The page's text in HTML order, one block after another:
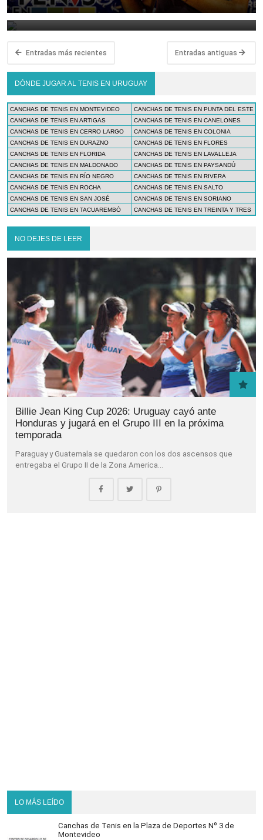
March 23, 2025
Entradas más recientes Entradas antiguas
DÓNDE JUGAR AL TENIS EN URUGUAY
CANCHAS DE TENIS EN MONTEVIDEO
CANCHAS DE TENIS EN PUNTA DEL ESTE
CANCHAS DE TENIS EN ARTIGAS
CANCHAS DE TENIS EN CANELONES
CANCHAS DE TENIS EN CERRO LARGO
CANCHAS DE TENIS EN COLONIA
CANCHAS DE TENIS EN DURAZNO
CANCHAS DE TENIS EN FLORES
CANCHAS DE TENIS EN FLORIDA
CANCHAS DE TENIS EN LAVALLEJA
CANCHAS DE TENIS EN MALDONADO
CANCHAS DE TENIS EN PAYSANDÚ
CANCHAS DE TENIS EN RÍO NEGRO
CANCHAS DE TENIS EN RIVERA
CANCHAS DE TENIS EN ROCHA
CANCHAS DE TENIS EN SALTO
CANCHAS DE TENIS EN SAN JOSÉ
CANCHAS DE TENIS EN SORIANO
CANCHAS DE TENIS EN TACUAREMBÓ
CANCHAS DE TENIS EN TREINTA Y TRES
NO DEJES DE LEER
Billie Jean King Cup 2026: Uruguay cayó ante
Honduras y jugará en el Grupo III en la próxima
temporada
Paraguay y Guatemala se quedaron con los dos ascensos que
entregaba el Grupo II de la Zona America…
LO MÁS LEÍDO
Canchas de Tenis en la Plaza de Deportes Nº 3 de
Montevideo